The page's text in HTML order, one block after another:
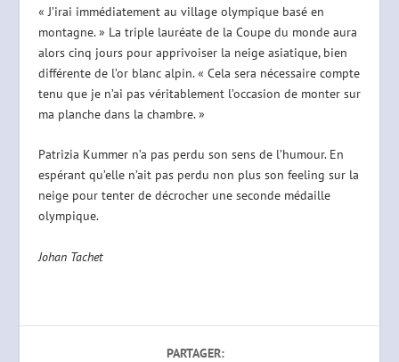
« J’irai immédiatement au village olympique basé en
montagne. » La triple lauréate de la Coupe du monde aura
alors cinq jours pour apprivoiser la neige asiatique, bien
différente de l’or blanc alpin. « Cela sera nécessaire compte
tenu que je n’ai pas véritablement l’occasion de monter sur
ma planche dans la chambre. »
Patrizia Kummer n’a pas perdu son sens de l’humour. En
espérant qu’elle n’ait pas perdu non plus son feeling sur la
neige pour tenter de décrocher une seconde médaille
olympique.
Johan Tachet
PARTAGER: